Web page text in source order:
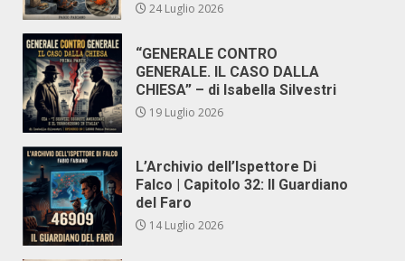
24 Luglio 2026
“GENERALE CONTRO
GENERALE. IL CASO DALLA
CHIESA” – di Isabella Silvestri
19 Luglio 2026
L’Archivio dell’Ispettore Di
Falco | Capitolo 32: Il Guardiano
del Faro
14 Luglio 2026